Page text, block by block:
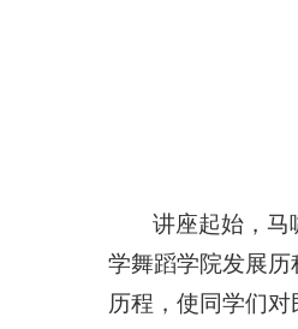
讲座起始，马
学舞蹈学院发展
历程，使同学们